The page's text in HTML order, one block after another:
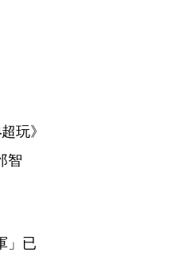
玩》
智
」已